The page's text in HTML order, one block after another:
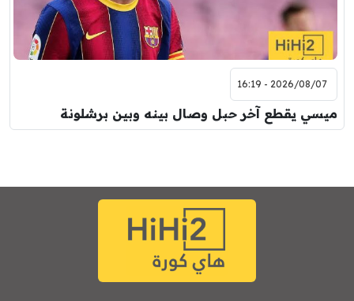
2026/08/07 - 16:19
ميسي يقطع آخر حبل وصال بينه وبين برشلونة